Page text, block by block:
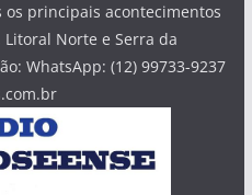
principais acontecimentos
Norte e Serra da
WhatsApp: (12) 99733-9237